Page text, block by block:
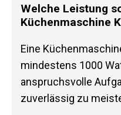
Welche Leistung
Küchenmaschine
Eine
mindestens 1000
anspruchsvolle
zuverlässig zu